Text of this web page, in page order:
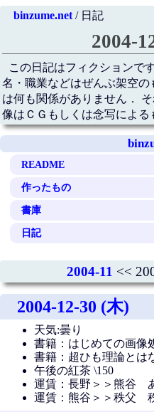
binzume.net/ 日記
2004-
この日記はフィクションで
名・職業などはぜんぶ架空の
は何も関係がありません．
像はＣＧもしくは念写による
README
作ったもの
書庫
日記
2004-11 <<
2004-12-30 (木)
天気:曇り
書籍：はじめての画像
書籍：超ひも理論とは
午後の紅茶 \150
運賃：長野＞＞熊谷
運賃：熊谷＞＞秩父